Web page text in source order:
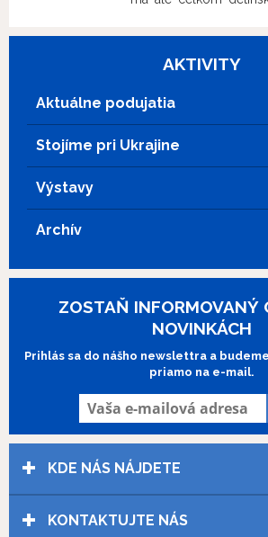
mládež CPH PIX Kodaň
Henrik pripravený
zábavy a vyrásť z
AKTIVITY
Aktuálne podujatia
Stojíme pri Ukrajine
Výstavy
Archív
ZOSTAŇ INFORMOVANÝ
NOVINKÁCH
Prihlás sa do nášho newslettra a
priamo na e-mail.
KDE NÁS NÁJDETE
KONTAKTUJTE NÁS